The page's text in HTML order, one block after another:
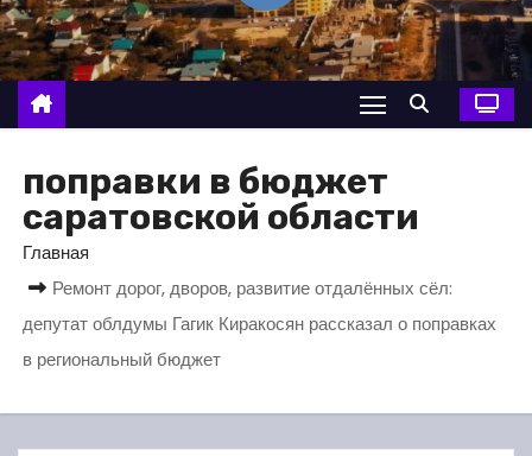
о
м
у
поправки в бюджет
саратовской области
Главная
Ремонт дорог, дворов, развитие отдалённых сёл:
депутат облдумы Гагик Киракосян рассказал о поправках
в региональный бюджет